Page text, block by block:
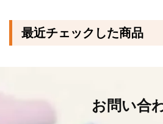
最近チェックした商品
お問い合